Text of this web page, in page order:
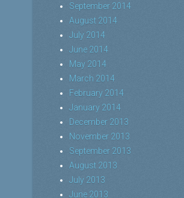
September 2014
August 2014
July 2014
June 2014
May 2014
March 2014
February 2014
January 2014
December 2013
November 2013
September 2013
August 2013
July 2013
June 2013